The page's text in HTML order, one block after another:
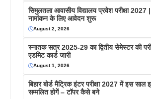
सिमुलतला आवासीय विद्यालय प्रवेश परीक्षा 2027
नामांकन के लिए आवेदन शुरू
August 2, 2026
स्नातक सत्र 2025-29 का द्वितीय सेमेस्टर की
एडमिट कार्ड जारी
August 1, 2026
बिहार बोर्ड मैट्रिक इंटर परीक्षा 2027 में इस साल
सम्मलित होगें – टॉपर कैसे बने